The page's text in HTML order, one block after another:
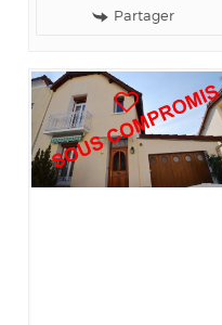
de Vichy, vous propose cette
Partager